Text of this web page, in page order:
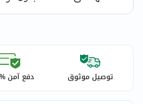
توصيل موثوق دفع آمن